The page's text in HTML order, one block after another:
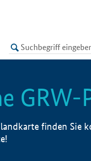
LISTE
GRW-
finden Sie